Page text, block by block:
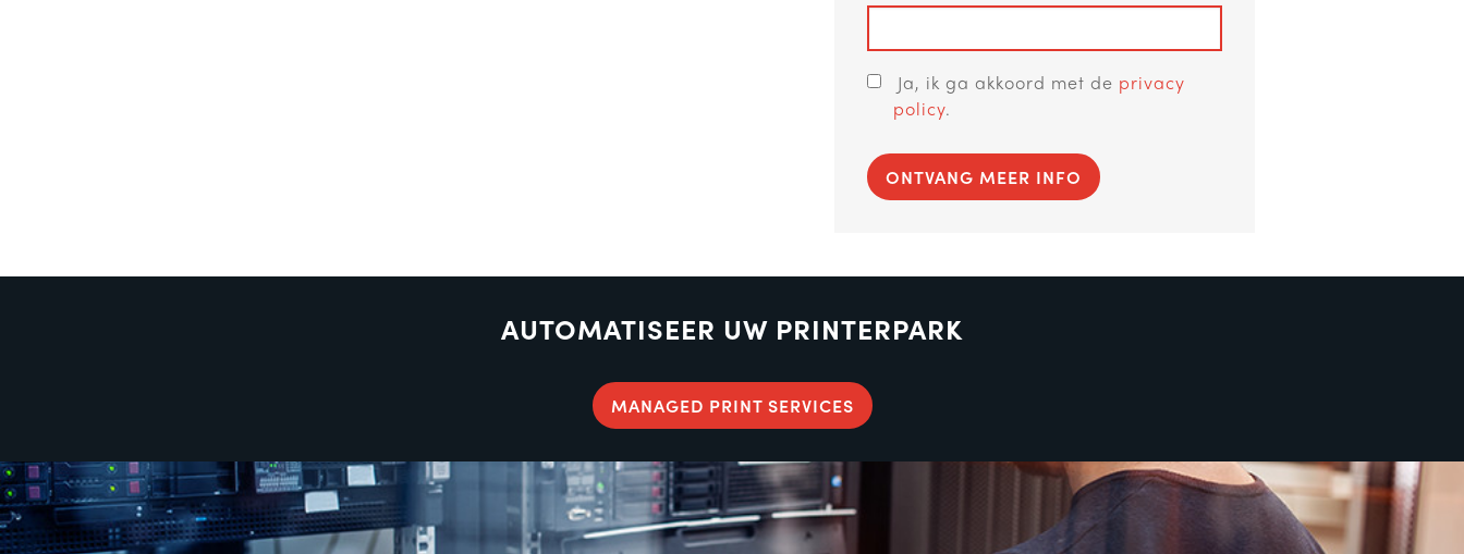
Ja, ik ga akkoord met de privacy
policy.
ONTVANG MEER INFO
AUTOMATISEER UW PRINTERPARK
MANAGED PRINT SERVICES